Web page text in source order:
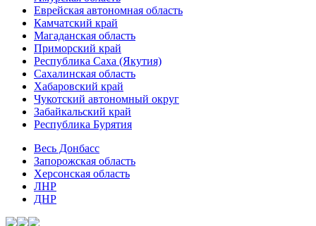
Еврейская автономная область
Камчатский край
Магаданская область
Приморский край
Республика Саха (Якутия)
Сахалинская область
Хабаровский край
Чукотский автономный округ
Забайкальский край
Республика Бурятия
Весь Донбасс
Запорожская область
Херсонская область
ЛНР
ДНР